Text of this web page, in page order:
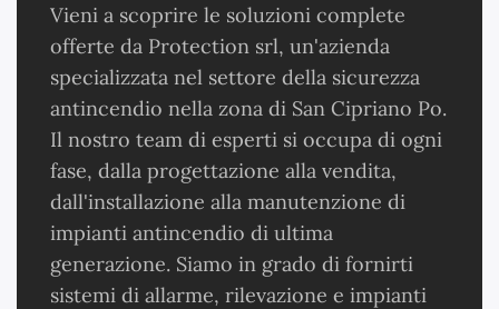
Vieni a scoprire le soluzioni complete
offerte da Protection srl, un'azienda
specializzata nel settore della sicurezza
antincendio nella zona di San Cipriano Po.
Il nostro team di esperti si occupa di ogni
fase, dalla progettazione alla vendita,
dall'installazione alla manutenzione di
impianti antincendio di ultima
generazione. Siamo in grado di fornirti
sistemi di allarme, rilevazione e impianti